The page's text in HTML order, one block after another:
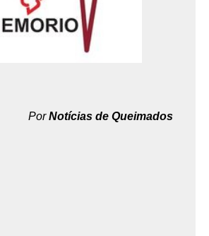
PorNotícias de Queimados